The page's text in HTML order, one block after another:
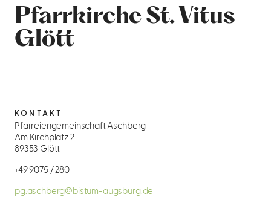
Pfarrkirche St. Vitus
Glött
KONTAKT
Pfarreiengemeinschaft Aschberg
Am Kirchplatz 2
89353 Glött
+49 9075 / 280
pg.aschberg@bistum-augsburg.de